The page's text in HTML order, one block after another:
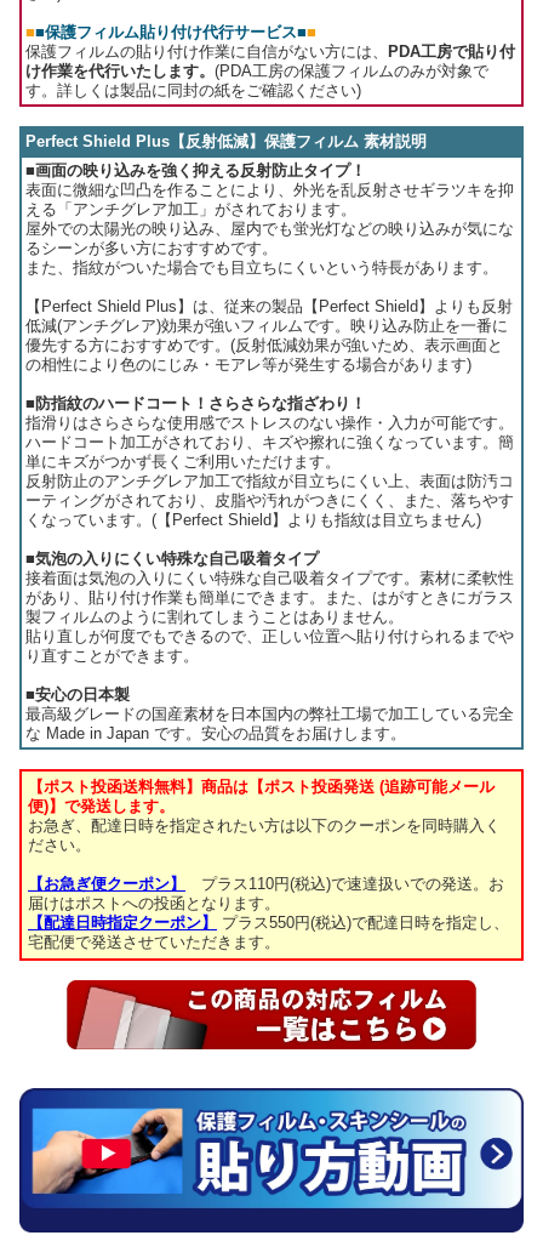
■■保護フィルム貼り付け代行サービス■■
保護フィルムの貼り付け作業に自信がない方には、
PDA工房で貼り付
け作業を代行いたします。 (PDA工房の保護フィルムのみが対象で
す。詳しくは製品に同封の紙をご確認ください)
Perfect Shield Plus【反射低減】保護フィルム 素材説明
■画面の映り込みを強く抑える反射防止タイプ！
表面に微細な凹凸を作ることにより、外光を乱反射させギラツキを抑
える「アンチグレア加工」がされております。
屋外での太陽光の映り込み、屋内でも蛍光灯などの映り込みが気にな
るシーンが多い方におすすめです。
また、指紋がついた場合でも目立ちにくいという特長があります。
【Perfect Shield Plus】は、従来の製品【Perfect Shield】よりも反射
低減(アンチグレア)効果が強いフィルムです。映り込み防止を一番に
優先する方におすすめです。(反射低減効果が強いため、表示画面と
の相性により色のにじみ・モアレ等が発生する場合があります)
■防指紋のハードコート！さらさらな指ざわり！
指滑りはさらさらな使用感でストレスのない操作・入力が可能です。
ハードコート加工がされており、キズや擦れに強くなっています。簡
単にキズがつかず長くご利用いただけます。
反射防止のアンチグレア加工で指紋が目立ちにくい上、表面は防汚コ
ーティングがされており、皮脂や汚れがつきにくく、また、落ちやす
くなっています。(【Perfect Shield】よりも指紋は目立ちません)
■気泡の入りにくい特殊な自己吸着タイプ
接着面は気泡の入りにくい特殊な自己吸着タイプです。素材に柔軟性
があり、貼り付け作業も簡単にできます。また、はがすときにガラス
製フィルムのように割れてしまうことはありません。
貼り直しが何度でもできるので、正しい位置へ貼り付けられるまでや
り直すことができます。
■安心の日本製
最高級グレードの国産素材を日本国内の弊社工場で加工している完全
な Made in Japan です。安心の品質をお届けします。
【ポスト投函送料無料】商品は【ポスト投函発送 (追跡可能メール
便)】で発送します。
お急ぎ、配達日時を指定されたい方は以下のクーポンを同時購入く
ださい。
【お急ぎ便クーポン】
プラス110円(税込)で速達扱いでの発送。お
届けはポストへの投函となります。
【配達日時指定クーポン】
プラス550円(税込)で配達日時を指定し、
宅配便で発送させていただきます。